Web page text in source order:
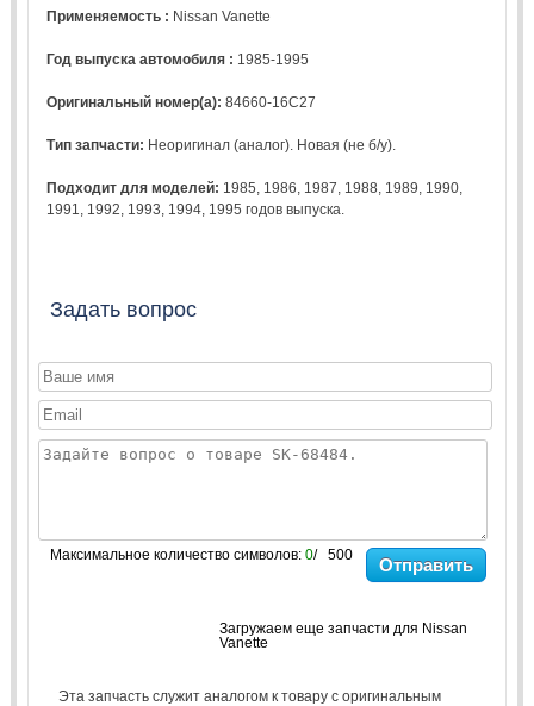
Применяемость : Nissan Vanette
Год выпуска автомобиля : 1985-1995
Оригинальный номер(а):84660-16C27
Тип запчасти: Неоригинал (аналог). Новая (не б/у).
Подходит для моделей: 1985 1986 1987 1988 1989 1990
1991
1992 1993 1994 1995 годов выпуска.
Задать вопрос
Максимальное количество символов: 0/ 500 Отправить
Загружаем еще запчасти для Nissan
Vanette
Эта запчасть служит аналогом к товару с оригинальным